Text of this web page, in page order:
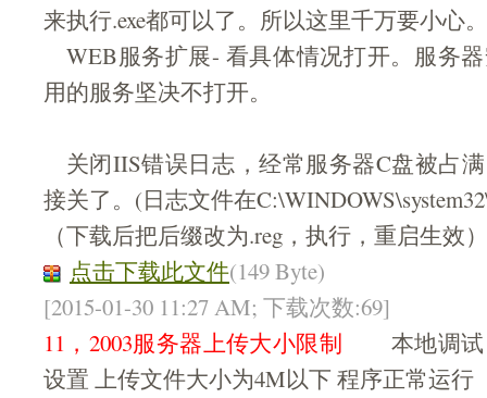
来执行.exe都可以了。所以这里千万要小心。
WEB服务扩展- 看具体情况打开。服务
用的服务坚决不打开。
关闭IIS错误日志，经常服务器C盘被占
接关了。(日志文件在
（下载后把后缀改为.reg，执行，重启生效）
点击下载此文件(149 Byte)
[2015-01-30 11:27 AM; 下载次数:69]
11，2003服务器上传大小限制 本地调试
设置 上传文件大小为4M以下 程序正常运行